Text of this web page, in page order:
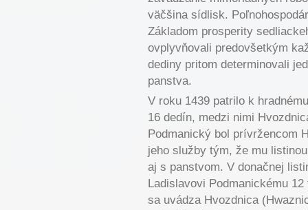
väčšina sídlisk.
Základom prosperity
ovplyvňovali predovšetkým
dediny pritom determinovali
panstva.
V roku 1439 patrilo k
16 dedín, medzi nimi
Podmanický bol prívržencom
jeho služby tým, že mu
aj s panstvom. V donačnej
Ladislavovi Podmanickému
sa uvádza Hvozdnica